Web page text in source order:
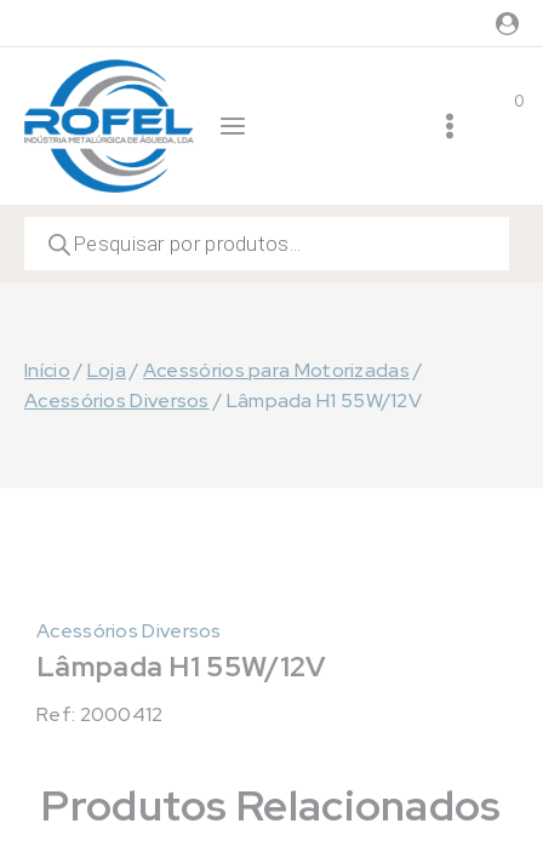
to
content
0
search
Início/Loja /Acessórios para Motorizadas /
Acessórios Diversos /Lâmpada H1 55W/12V
Acessórios Diversos
Lâmpada H1 55W/12V
Ref: 2000412
Produtos Relacionados